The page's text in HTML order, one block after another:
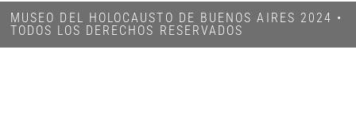
MUSEO DEL HOLOCAUSTO DE BUENOS AIRES 2024​ •
TODOS LOS DERECHOS RESERVADOS